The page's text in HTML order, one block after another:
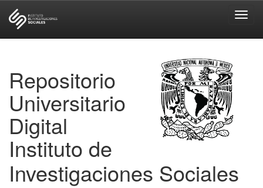
Repositorio
Universitario
Digital
Instituto de
Investigaciones Sociales